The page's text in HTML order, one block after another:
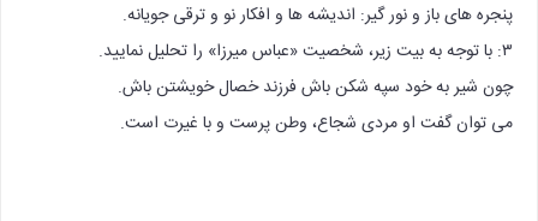
پنجره های باز و نور گیر: اندیشه ها و افکار نو و ترقی جویانه.
۳: با توجه به بیت زیر، شخصیت «عباس میرزا» را تحلیل نمایید.
چون شیر به خود سپه شکن باش فرزند خصال‌ خویشتن باش.
می توان گفت او مردی شجاع، وطن پرست و با غیرت است.